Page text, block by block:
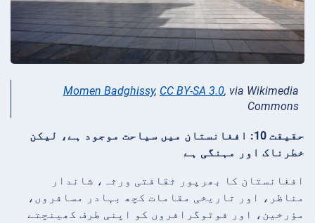
Momen Badghissy, CC BY-SA 3.0, via Wikimedia
Commons
حقیقت 10: افغانستان میں سیاحت موجود ہے، لیکن
خطرناک اور مہنگی ہے
افغانستان کا بھرپور ثقافتی ورثہ، شاندار
مناظر، اور تاریخی مقامات کچھ بہادر مسافروں،
مؤرخین، اور فوٹوگرافروں کو اپنی طرف کھینچتے